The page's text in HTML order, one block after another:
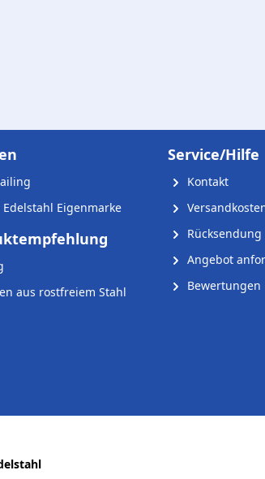
Edelstahl Eigenmarke
aus rostfreiem Stahl
Service/Hilfe
Kontakt
Rücksendung
Angebot
Bewertungen